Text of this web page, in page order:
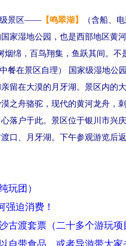
级景区—— 【鸣翠湖】
（含船、
家湿地公园，也是西部地区黄
绵，百鸟翔集，鱼跃其间。不
中餐在景区自理 ） 国家级湿地公
留在大漠的月牙湖。景区内的
之舟骆驼，现代的黄河龙舟，
落户于此。景区位于银川市兴
口、月牙湖。 下午参观游览后
玩团）
强迫消费！
古渡套票（二十多个游玩项
以自带食品，或者导游带大